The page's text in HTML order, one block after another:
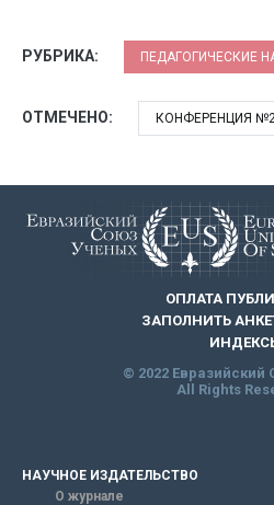
РУБРИКА: ПЕДАГОГИЧЕСКИЕ
ОТМЕЧЕНО: КОНФЕРЕНЦИЯ
ОПЛАТА
ЗАПОЛНИТЬ
© 2022
All Rights
НАУЧНОЕ ИЗДАТЕЛЬСТВО
О журнале